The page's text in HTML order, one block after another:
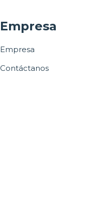
Empresa
Empresa
Contáctanos